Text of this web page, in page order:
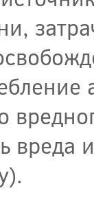
вреда